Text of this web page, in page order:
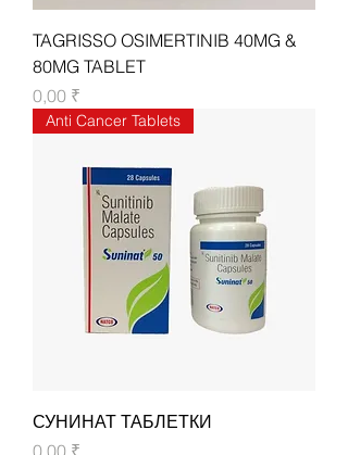
TAGRISSO OSIMERTINIB 40MG &
80MG TABLET
Цена
0,00 ₹
Anti Cancer Tablets
СУНИНАТ ТАБЛЕТКИ
Цена
0,00 ₹